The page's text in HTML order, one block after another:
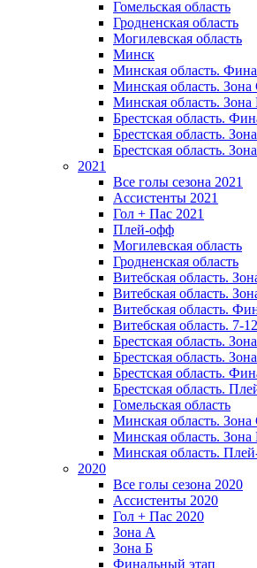
Гомельская область
Гродненская область
Могилевская область
Минск
Mинская область.
Минская область. Зона
Минская область.
Брестская область.
Брестская область.
Брестская область.
2021
Все голы сезона 2021
Ассистенты 2021
Гол + Пас 2021
Плей-офф
Могилевская область
Гродненская область
Витебская область.
Витебская область.
Витебская область.
Витебская область. 7-
Брестская область.
Брестская область.
Брестская область.
Брестская область.
Гомельская область
Минская область. Зона
Минская область.
Минская область.
2020
Все голы сезона 2020
Ассистенты 2020
Гол + Пас 2020
Зона А
Зона Б
Финальный этап